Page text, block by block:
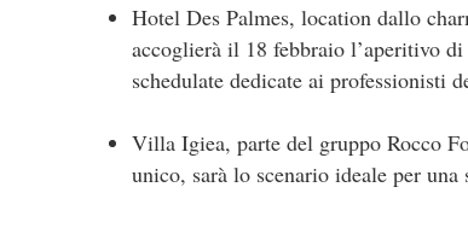
Hotel Des Palmes, location dallo
accoglierà il 18 febbraio l’aperitivo
schedulate dedicate ai professionisti
Villa Igiea, parte del gruppo Rocco
unico, sarà lo scenario ideale per una